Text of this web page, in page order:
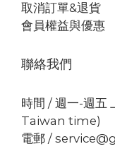
取消訂單&退貨
會員權益與優惠
聯絡我們
時間 / 週一-週五
Taiwan time)
電郵 /